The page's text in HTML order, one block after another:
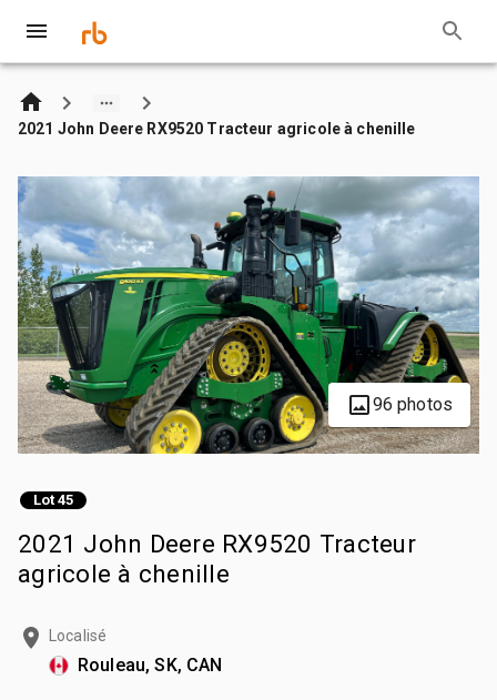
2021 John Deere RX9520 Tracteur agricole à chenille
96 photos
Lot 45
2021 John Deere RX9520 Tracteur
agricole à chenille
Localisé
Rouleau, SK, CAN